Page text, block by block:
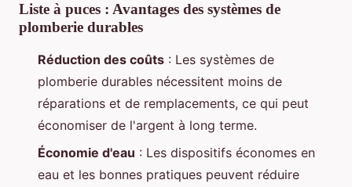
Liste à puces : Avantages des systèmes de
plomberie durables
Réduction des coûts : Les systèmes de
plomberie durables nécessitent moins de
réparations et de remplacements, ce qui peut
économiser de l'argent à long terme.
Économie d'eau : Les dispositifs économes en
eau et les bonnes pratiques peuvent réduire